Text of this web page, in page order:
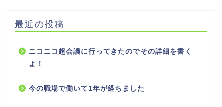
最近の投稿
ニコニコ超会議に行ってきたのでその詳細を書く
よ！
今の職場で働いて1年が経ちました